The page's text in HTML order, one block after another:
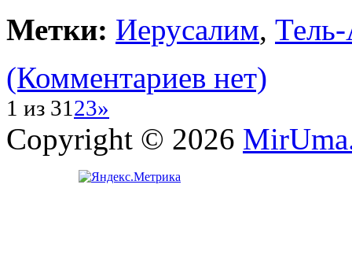
Метки: Иерусалим,
(Комментариев нет)
1 из 3123»
Copyright © 2026